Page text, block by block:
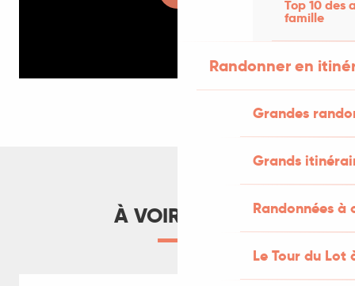
Top 10 des
famille
Randonner en
Grandes
Grands
Randonnées
Le Tour du Lot
À VOIR AUSSI